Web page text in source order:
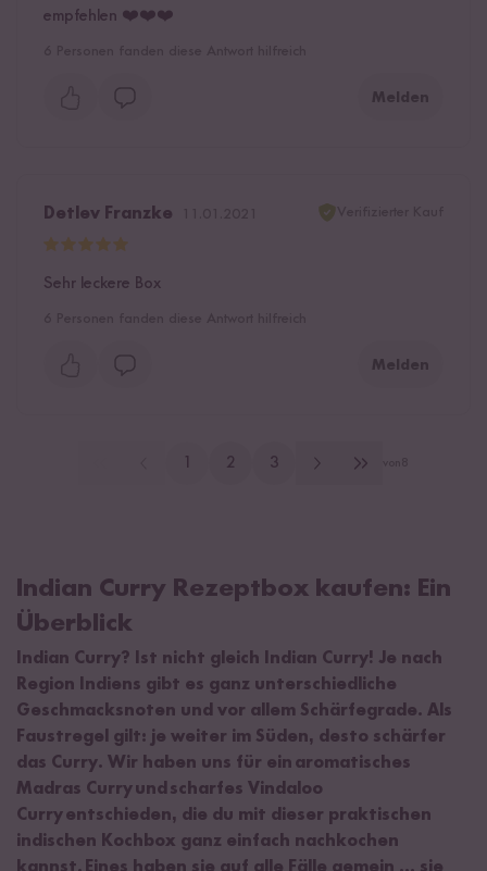
empfehlen ❤️❤️❤️
Melden
Detlev Franzke
Sehr leckere Box
Melden
1 2 3
Indian Curry Rezeptbox kaufen: Ein
Überblick
Indian Curry? Ist nicht gleich Indian Curry! Je nach
Region Indiens gibt es ganz unterschiedliche
Geschmacksnoten und vor allem Schärfegrade. Als
Faustregel gilt: je weiter im Süden, desto schärfer
das Curry. Wir haben uns für ein aromatisches
Madras Curry und scharfes Vindaloo
Curry entschieden, die du mit dieser praktischen
indischen Kochbox ganz einfach nachkochen